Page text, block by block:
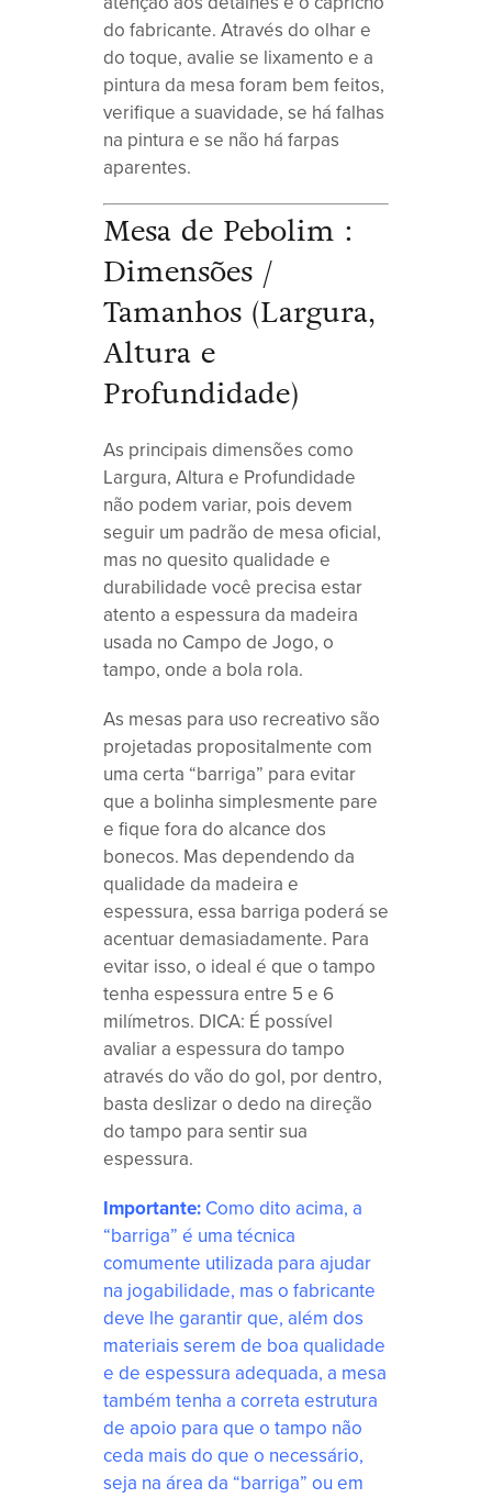
do fabricante. Através do olhar e
do toque, avalie se lixamento e a
pintura da mesa foram bem feitos,
verifique a suavidade, se há falhas
na pintura e se não há farpas
aparentes.
Mesa de Pebolim :
Dimensões /
Tamanhos (Largura,
Altura e
Profundidade)
As principais dimensões como
Largura, Altura e Profundidade
não podem variar, pois devem
seguir um padrão de mesa oficial,
mas no quesito qualidade e
durabilidade você precisa estar
atento a espessura da madeira
usada no Campo de Jogo, o
tampo, onde a bola rola.
As mesas para uso recreativo são
projetadas propositalmente com
uma certa “barriga” para evitar
que a bolinha simplesmente pare
e fique fora do alcance dos
bonecos. Mas dependendo da
qualidade da madeira e
espessura, essa barriga poderá se
acentuar demasiadamente. Para
evitar isso, o ideal é que o tampo
tenha espessura entre 5 e 6
milímetros. DICA: É possível
avaliar a espessura do tampo
através do vão do gol, por dentro,
basta deslizar o dedo na direção
do tampo para sentir sua
espessura.
Importante: Como dito acima, a
“barriga” é uma técnica
comumente utilizada para ajudar
na jogabilidade, mas o fabricante
deve lhe garantir que, além dos
materiais serem de boa qualidade
e de espessura adequada, a mesa
também tenha a correta estrutura
de apoio para que o tampo não
ceda mais do que o necessário,
seja na área da “barriga” ou em